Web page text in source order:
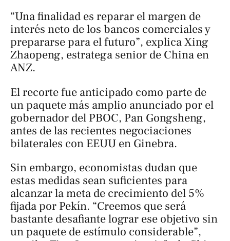
“Una finalidad es reparar el margen de
interés neto de los bancos comerciales y
prepararse para el futuro”, explica Xing
Zhaopeng, estratega senior de China en
ANZ.
El recorte fue anticipado como parte de
un paquete más amplio anunciado por el
gobernador del PBOC, Pan Gongsheng,
antes de las recientes negociaciones
bilaterales con EEUU en Ginebra.
Sin embargo, economistas dudan que
estas medidas sean suficientes para
alcanzar la meta de crecimiento del 5%
fijada por Pekín. “Creemos que será
bastante desafiante lograr ese objetivo sin
un paquete de estímulo considerable”,